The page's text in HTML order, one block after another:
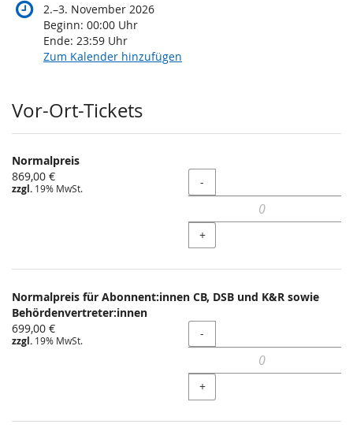
2.–bis
3. November 2026
Beginn: 00:00 Uhr
Ende: 23:59 Uhr
Zum Kalender hinzufügen
Produkte
Vor-Ort-Tickets
Normalpreis
869,00 €
zzgl. 19% MwSt. Menge
-
+
Normalpreis für Abonnent:innen CB, DSB und K&R sowie
Behördenvertreter:innen
699,00 €
zzgl. 19% MwSt. Menge
-
+